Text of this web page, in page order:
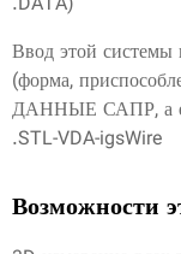
Ввод этой
(форма,
ДАННЫЕ САПР, а
STL-VDA-igsWire.